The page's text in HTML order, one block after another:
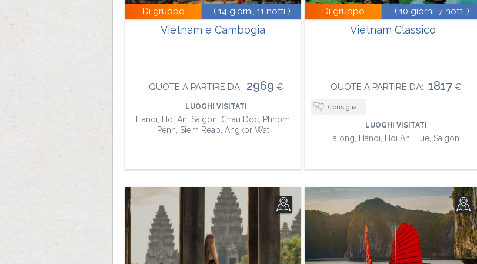
Di gruppo ( 14 giorni, 11 notti )
Vietnam e Cambogia
QUOTE A PARTIRE DA: 2969 €
LUOGHI VISITATI
Hanoi, Hoi An, Saigon, Chau Doc, Phnom
Penh, Siem Reap, Angkor Wat
Di gruppo ( 10 giorni, 7 notti )
Vietnam Classico
QUOTE A PARTIRE DA: 1817 €
Consigliato per viaggi di nozze
LUOGHI VISITATI
Halong, Hanoi, Hoi An, Hue, Saigon